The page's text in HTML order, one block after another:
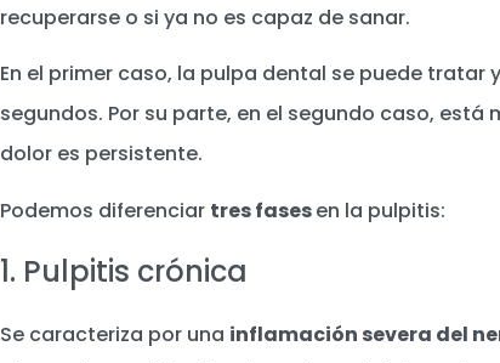
recuperarse o si ya no es capaz de sanar.
En el primer caso, la pulpa dental se puede tratar
segundos. Por su parte, en el segundo caso, está
dolor es persistente.
Podemos diferenciar tres fasesen la pulpitis:
1. Pulpitis crónica
Se caracteriza por una inflamación severa del